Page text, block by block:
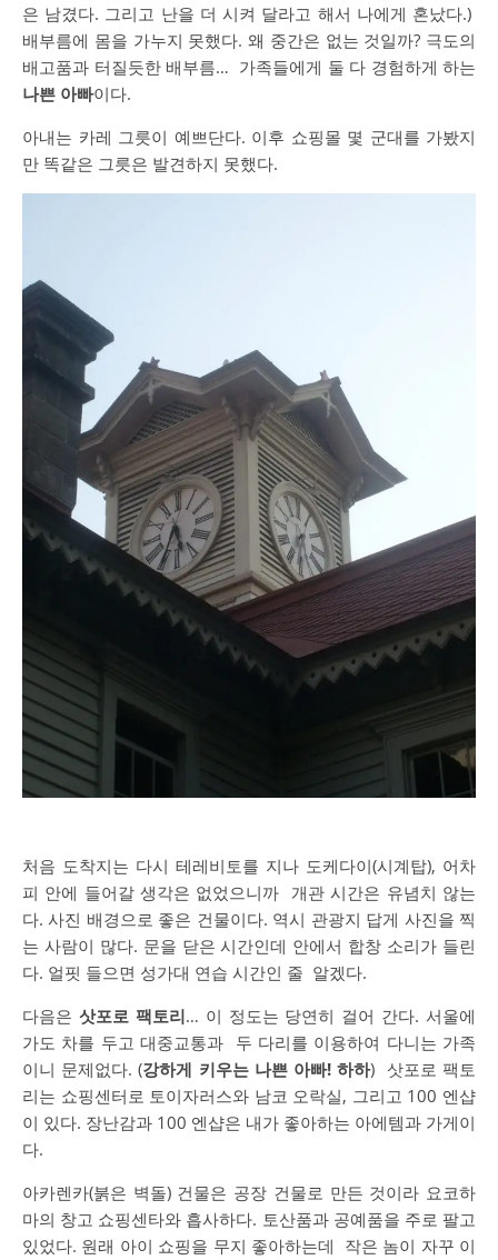
은 남겼다. 그리고 난을 더 시켜 달라고 해서 나에게 혼났다.)
배부름에 몸을 가누지 못했다. 왜 중간은 없는 것일까? 극도의
배고품과 터질듯한 배부름… 가족들에게 둘 다 경험하게 하는
나쁜 아빠이다.
아내는 카레 그릇이 예쁘단다. 이후 쇼핑몰 몇 군대를 가봤지
만 똑같은 그릇은 발견하지 못했다.
처음 도착지는 다시 테레비토를 지나 도케다이(시계탑), 어차
피 안에 들어갈 생각은 없었으니까 개관 시간은 유념치 않는
다.사진 배경으로 좋은 건물이다. 역시 관광지 답게 사진을 찍
는 사람이 많다. 문을 닫은 시간인데 안에서 합창 소리가 들린
다. 얼핏 들으면 성가대 연습 시간인 줄 알겠다.
다음은 삿포로 팩토리… 이 정도는 당연히 걸어 간다. 서울에
가도 차를 두고 대중교통과 두 다리를 이용하여 다니는 가족
이니 문제없다. (강하게 키우는 나쁜 아빠!하하) 삿포로 팩토
리는 쇼핑센터로 토이자러스와 남코 오락실, 그리고 100 엔샵
이 있다. 장난감과 100 엔샵은 내가 좋아하는 아에템과 가게이
다.
아카렌카(붉은 벽돌) 건물은 공장 건물로 만든 것이라 요코하
마의 창고 쇼핑센타와 흡사하다. 토산품과 공예품을 주로 팔고
있었다. 원래 아이 쇼핑을 무지 좋아하는데 작은 놈이 자꾸 이